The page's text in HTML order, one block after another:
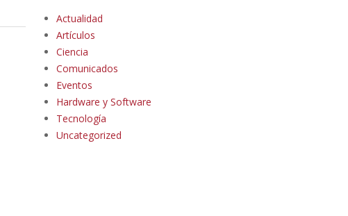
Actualidad
Artículos
Ciencia
Comunicados
Eventos
Hardware y Software
Tecnología
Uncategorized